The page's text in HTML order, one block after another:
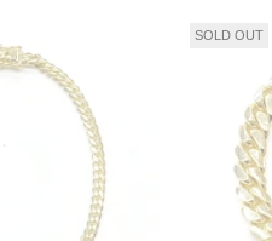
SOLD OUT